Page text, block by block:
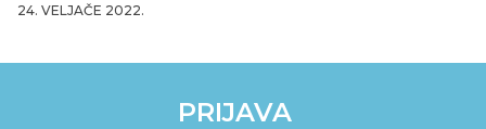
24. VELJAČE 2022.
PRIJAVA